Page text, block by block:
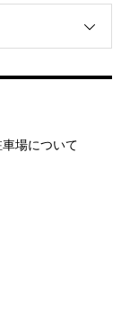
場について